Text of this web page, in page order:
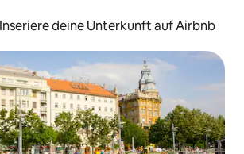
Inseriere deine Unterkunft auf Airbnb